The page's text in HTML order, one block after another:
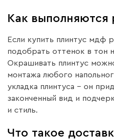
Как выполняются
Если купить плинтус мдф
подобрать оттенок в тон
Окрашивать плинтус
монтажа любого
укладка плинтуса – он
законченный вид и
и стиль.
Что такое